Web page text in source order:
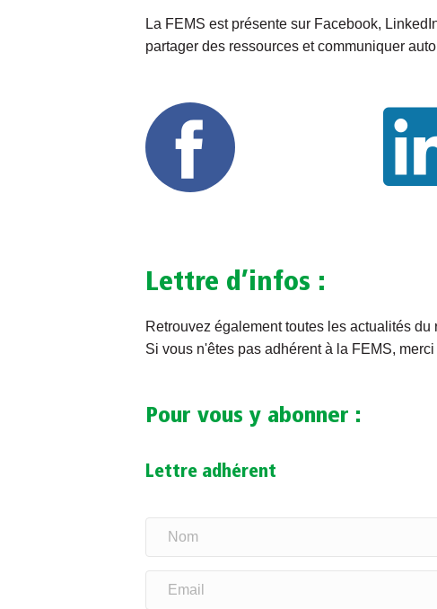
La FEMS est présente sur Facebook,
partager des ressources et communiquer
Lettre d’infos :
Retrouvez également toutes les actualités
Si vous n'êtes pas adhérent à la FEMS,
Pour vous y abonner :
Lettre adhérent